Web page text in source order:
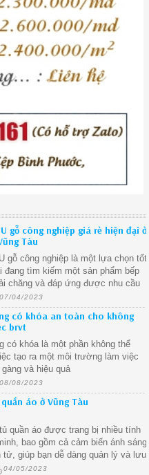
gỗ công nghiệp giá rẻ hiện đại ở
Tàu
gỗ công nghiệp là một lựa chọn tốt
đang tìm kiếm một sản phẩm bếp
chăng và đáp ứng được nhu cầu
ngày đảm bảo sản phẩm đáp ứng
của bạn và có độ bền cao.
07/04/2023
có khóa an toàn cho không
brvt
có khóa là một phần không thể
tạo ra một môi trường làm việc
và hiệu quả
08/08/2023
áo ở Vũng Tàu
quần áo được trang bị nhiều tính
bao gồm cả cảm biến ánh sáng
tử, giúp bạn dễ dàng quản lý và lưu
cách hiệu quả
04/05/2023